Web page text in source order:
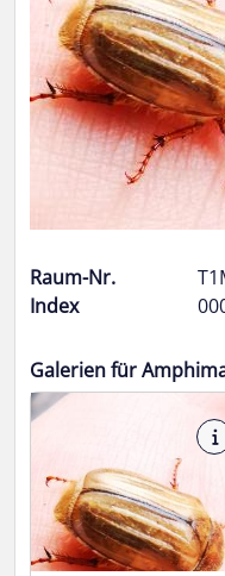
Raum-Nr.
Index
Galerien für